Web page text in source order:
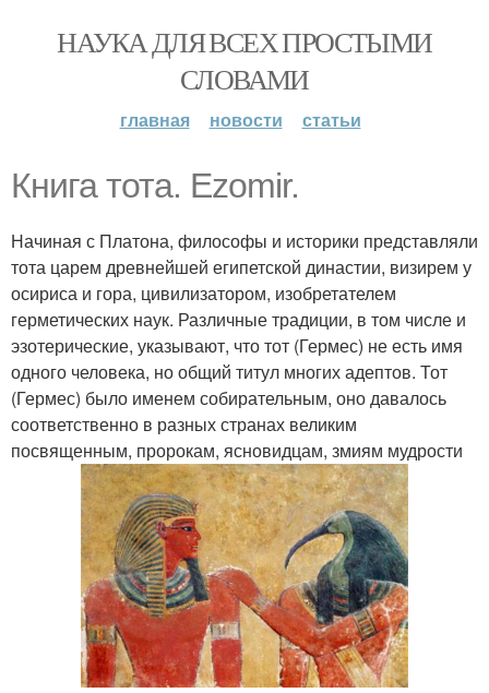
НАУКА ДЛЯ ВСЕХ ПРОСТЫМИ
СЛОВАМИ
главная новости статьи
Книга тота. Ezomir.
Начиная с Платона, философы и историки представляли
тота царем древнейшей египетской династии, визирем у
осириса и гора, цивилизатором, изобретателем
герметических наук. Различные традиции, в том числе и
эзотерические, указывают, что тот (Гермес) не есть имя
одного человека, но общий титул многих адептов. Тот
(Гермес) было именем собирательным, оно давалось
соответственно в разных странах великим
посвященным, пророкам, ясновидцам, змиям мудрости